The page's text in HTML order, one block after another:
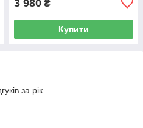
3 980 ₴
Купити
за рік